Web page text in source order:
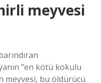
meyvesi
“en kötü kokulu
meyvesi, bu öldürücü